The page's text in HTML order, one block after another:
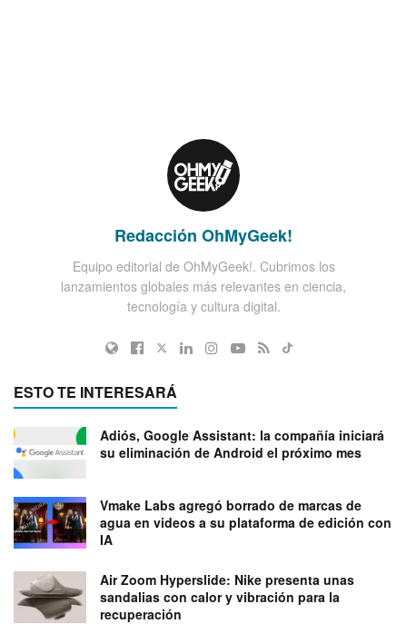
Redacción OhMyGeek!
Equipo editorial de OhMyGeek!. Cubrimos los
lanzamientos globales más relevantes en ciencia,
tecnología y cultura digital.
ESTO TE INTERESARÁ
Adiós, Google Assistant: la compañía iniciará
su eliminación de Android el próximo mes
Vmake Labs agregó borrado de marcas de
agua en videos a su plataforma de edición con
IA
Air Zoom Hyperslide: Nike presenta unas
sandalias con calor y vibración para la
recuperación